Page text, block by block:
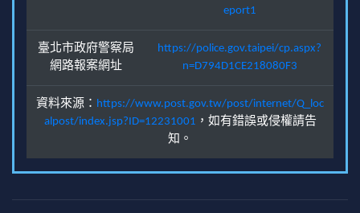
eport1
臺北市政府警察局
網路報案網址
https://police.gov.taipei/cp.aspx?
n=D794D1CE218080F3
資料來源： https://www.post.gov.tw/post/internet/Q_loc
alpost/index.jsp?ID=12231001 ，如有錯誤或侵權請告
知。